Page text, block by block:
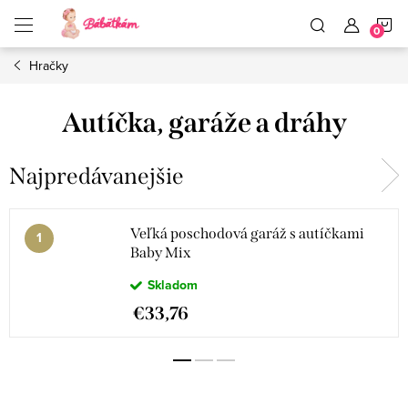
obsah
Hračky
Autíčka, garáže a dráhy
Najpredávanejšie
Veľká poschodová garáž s autíčkami
Baby Mix
Skladom
€33,76